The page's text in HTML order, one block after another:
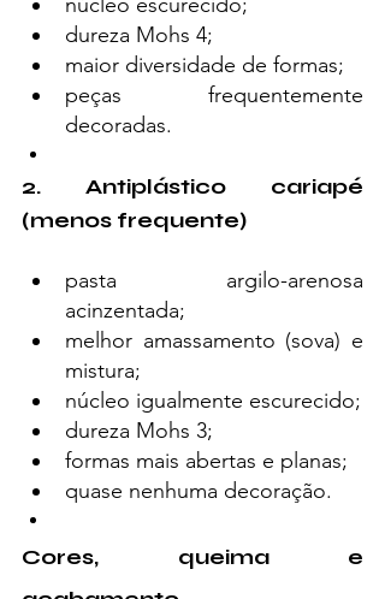
dureza Mohs 4;
maior diversidade de formas;
peças frequentemente
decoradas.
2. Antiplástico cariapé
(menos frequente)
pasta argilo-arenosa
acinzentada;
melhor amassamento (sova) e
mistura;
núcleo igualmente escurecido;
dureza Mohs 3;
formas mais abertas e planas;
quase nenhuma decoração.
Cores, queima e